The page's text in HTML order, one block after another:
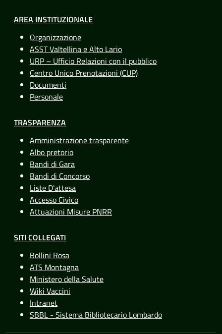
AREA INSTITUZIONALE
Organizzazione
ASST Valtellina e Alto Lario
URP – Ufficio Relazioni con il pubblico
Centro Unico Prenotazioni (CUP)
Documenti
Personale
TRASPARENZA
Amministrazione trasparente
Albo pretorio
Bandi di Gara
Bandi di Concorso
Liste D'attesa
Accesso Civico
Attuazioni Misure PNRR
SITI COLLEGATI
Bollini Rosa
ATS Montagna
Ministero della Salute
Wiki Vaccini
Intranet
SBBL - Sistema Bibliotecario Lombardo